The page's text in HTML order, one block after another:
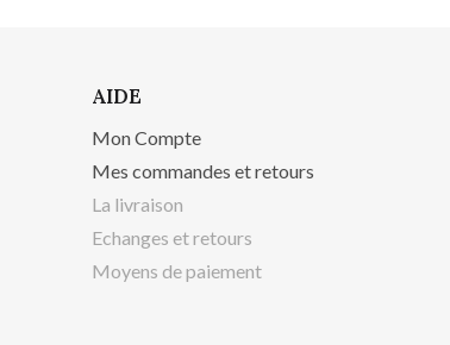
AIDE
Mon Compte
Mes commandes et retours
La livraison
Echanges et retours
Moyens de paiement